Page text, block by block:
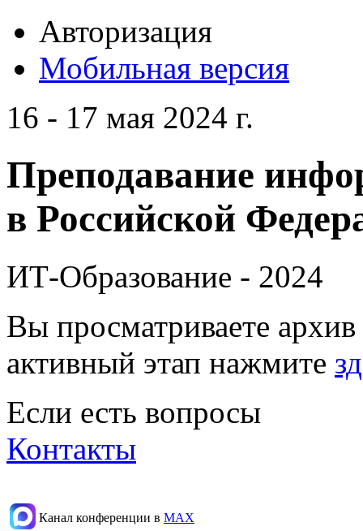
Авторизация
Мобильная версия
16 - 17 мая 2024 г.
Преподавание
в Российской
ИТ-Образование - 2024
Вы просматриваете
активный этап нажмите
Если есть вопросы
Контакты
Канал конференции в МАХ